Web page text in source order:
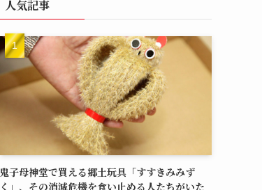
人気記事
鬼子母神堂で買える郷土玩具「すすきみみず
く」、その消滅危機を食い止める人たちがいた